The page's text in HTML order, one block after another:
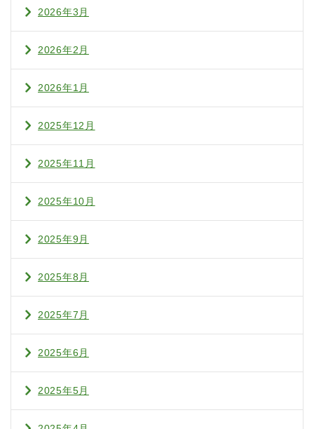
2026年3月
2026年2月
2026年1月
2025年12月
2025年11月
2025年10月
2025年9月
2025年8月
2025年7月
2025年6月
2025年5月